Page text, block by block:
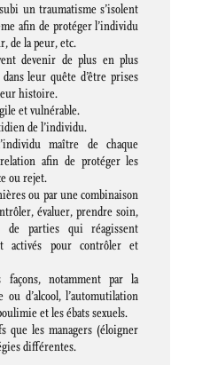
un traumatisme s’isolent
afin de protéger l’individu
de la peur, etc.
devenir de plus en plus
leur quête d’être prises
histoire.
et vulnérable.
de l’individu.
maître de chaque
afin de protéger les
ou rejet.
ou par une combinaison
évaluer, prendre soin,
de parties qui réagissent
activés pour contrôler et
notamment par la
ou d’alcool, l’automutilation
et les ébats sexuels.
que les managers (éloigner
différentes.